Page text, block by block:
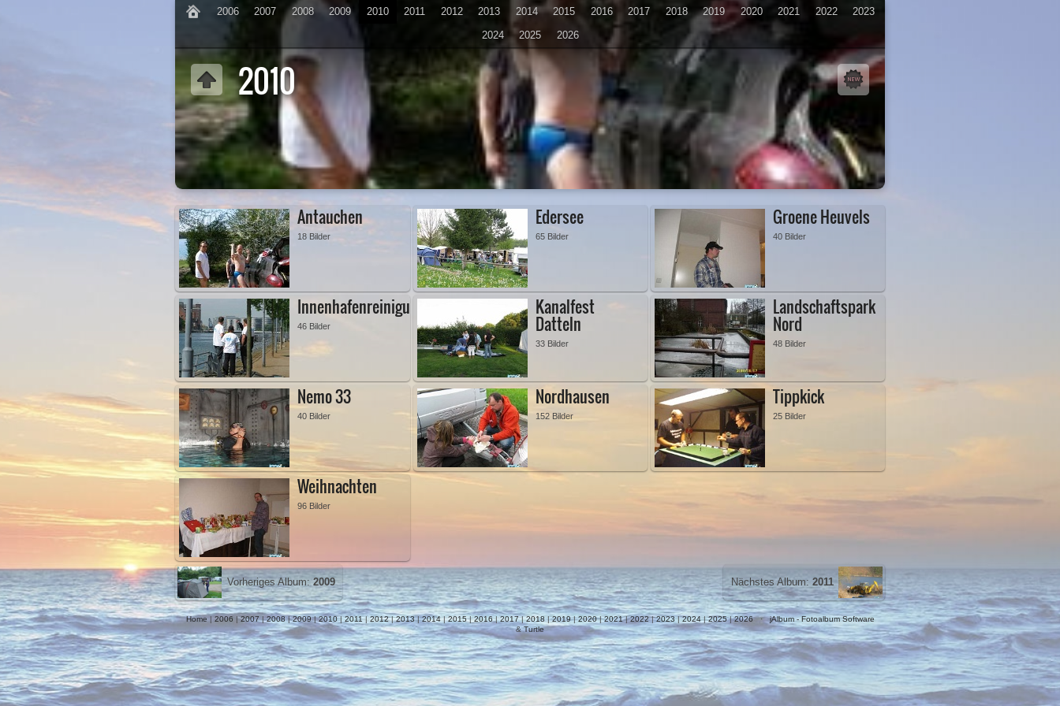
2006 2007 2008 2009 2010 2011 2012 2013 2014 2015 2016 2017 2018 2019 2020 2021 2022
2023
2024
2025 2026
2010
Antauchen
18 Bilder
Edersee
65 Bilder
Groene Heuvels
40 Bilder
Innenhafenreinigung
46 Bilder
Kanalfest
Datteln
33 Bilder
Landschaftspark
Nord
48 Bilder
Nemo 33
40 Bilder
Nordhausen
152 Bilder
Tippkick
25 Bilder
Weihnachten
96 Bilder
Nächstes Album: 2011
Vorheriges Album:2009
Home | 2006 |2007|2008|2009|2010|2011|2012|2013|2014|2015|2016|2017|2018 |2019|2020|2021|2022|2023|2024|2025|2026·jAlbum - Fotoalbum Software
&Turtle